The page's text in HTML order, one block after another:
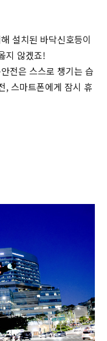
설치된 바닥신호등이
지 않겠죠!
전은 스스로 챙기는 습
, 스마트폰에게 잠시 휴